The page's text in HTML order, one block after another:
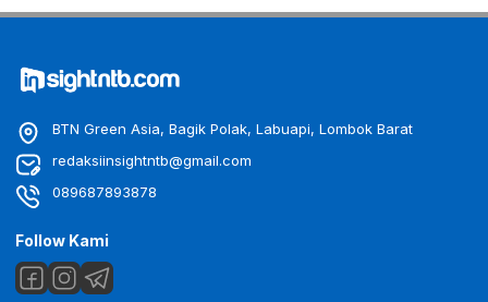
BTN Green Asia, Bagik Polak, Labuapi, Lombok Barat
redaksiinsightntb@gmail.com
089687893878
Follow Kami